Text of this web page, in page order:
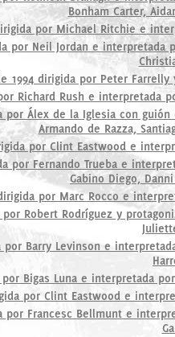
Bonham Carter,
por Michael Ritchie e
por Neil Jordan e interpretada
1994 dirigida por Peter
Richard Rush e interpretada
por Álex de la Iglesia con
Armando de Razza,
por Clint Eastwood e
por Fernando Trueba e
Gabino Diego,
por Marc Rocco e
Robert Rodríguez y
por Barry Levinson e
Bigas Luna e interpretada
por Clint Eastwood e
por Francesc Bellmunt e